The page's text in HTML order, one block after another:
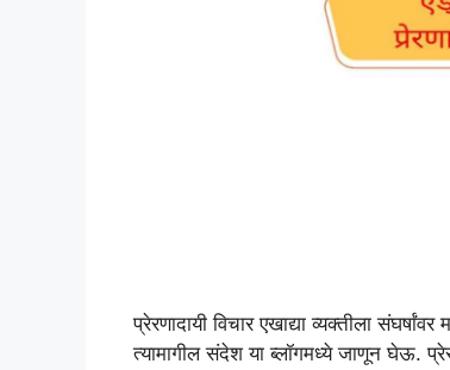
प्रेरणादायी विचार एखाद्या व्यक्तीला
त्यामागील संदेश या ब्लॉगमध्ये जाणून घेऊ.